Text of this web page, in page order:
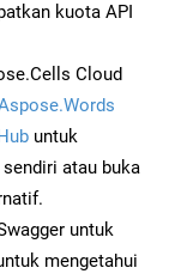
kuota API
Cloud
untuk
atau buka
untuk
mengetahui